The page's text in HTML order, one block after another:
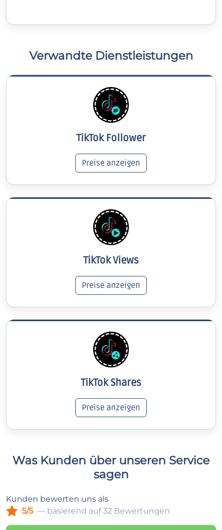
Verwandte Dienstleistungen
TikTok Follower
Preise anzeigen
TikTok Views
Preise anzeigen
TikTok Shares
Preise anzeigen
Was Kunden über unseren Service
sagen
Kunden bewerten uns als
5/5 — basierend auf 32 Bewertungen